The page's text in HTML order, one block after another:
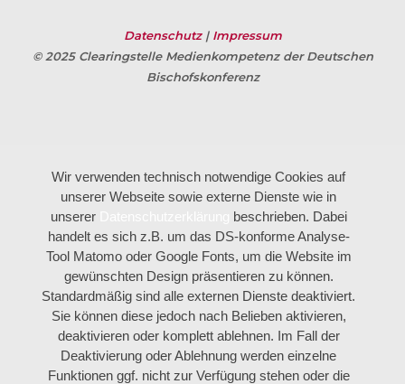
Datenschutz | Impressum
© 2025 Clearingstelle Medienkompetenz der Deutschen
Bischofskonferenz
Wir verwenden technisch notwendige Cookies auf
unserer Webseite sowie externe Dienste wie in
unserer
beschrieben. Dabei
handelt es sich z.B. um das DS-konforme Analyse-
Tool Matomo oder Google Fonts, um die Website im
gewünschten Design präsentieren zu können.
Standardmäßig sind alle externen Dienste deaktiviert.
Sie können diese jedoch nach Belieben aktivieren,
deaktivieren oder komplett ablehnen. Im Fall der
Deaktivierung oder Ablehnung werden einzelne
Funktionen ggf. nicht zur Verfügung stehen oder die